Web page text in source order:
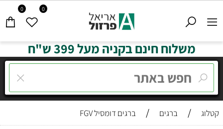
0 0
משלוח חינם בקניה מעל 399 ש"ח
קטלוג / ברגים / ברגים דומסיל FGV